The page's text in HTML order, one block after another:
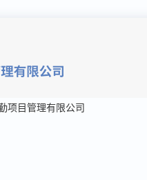
项目管理有限公司